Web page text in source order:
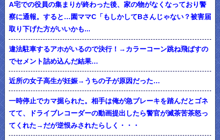
A宅での役員の集まりが終わった後、家の物がなくなっており警
察に通報。すると…園ママC「もしかしてBさんじゃない？被害届
取り下げた方がいいかも...
違法駐車するアホがいるので決行！→カラーコーン跳ね飛ばすの
でセメント詰め込んだ結果…
近所の女子高生が妊娠→うちの子が原因だった…
一時停止でカマ掘られた。相手は俺が急ブレーキを踏んだとゴネ
てて、ドライブレコーダーの動画提出したら警官が滅茶苦茶怒っ
てくれた→だが逆恨みされたらしく・・・